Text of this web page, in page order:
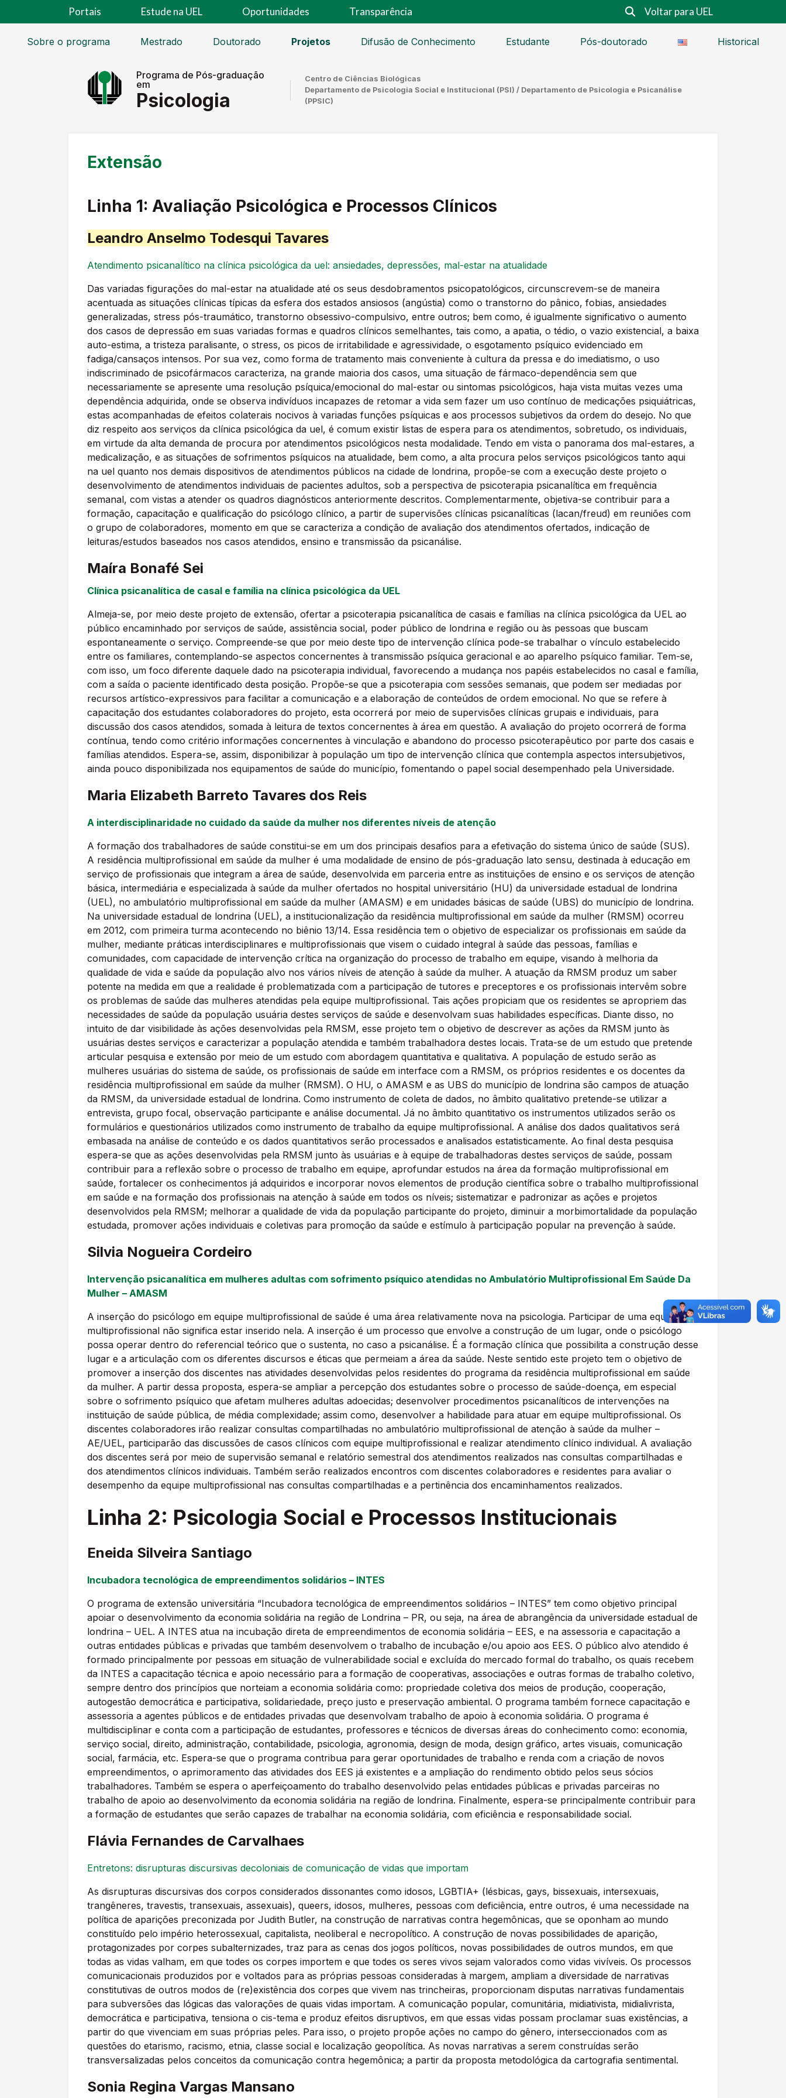
Portais Estude na UEL Oportunidades Transparência Voltar para UEL
Sobre o programa Mestrado Doutorado Projetos Difusão de Conhecimento Estudante Pós-doutorado Historical
Programa de Pós-graduação
em
Psicologia
Centro de Ciências Biológicas
Departamento de Psicologia Social e Institucional (PSI) / Departamento de Psicologia e Psicanálise
(PPSIC)
Extensão
Linha 1: Avaliação Psicológica e Processos Clínicos
Leandro Anselmo Todesqui Tavares
Atendimento psicanalítico na clínica psicológica da uel: ansiedades, depressões, mal-estar na atualidade
Das variadas figurações do mal-estar na atualidade até os seus desdobramentos psicopatológicos, circunscrevem-se de maneira
acentuada as situações clínicas típicas da esfera dos estados ansiosos (angústia) como o transtorno do pânico, fobias, ansiedades
generalizadas, stress pós-traumático, transtorno obsessivo-compulsivo, entre outros; bem como, é igualmente significativo o aumento
dos casos de depressão em suas variadas formas e quadros clínicos semelhantes, tais como, a apatia, o tédio, o vazio existencial, a baixa
auto-estima, a tristeza paralisante, o stress, os picos de irritabilidade e agressividade, o esgotamento psíquico evidenciado em
fadiga/cansaços intensos. Por sua vez, como forma de tratamento mais conveniente à cultura da pressa e do imediatismo, o uso
indiscriminado de psicofármacos caracteriza, na grande maioria dos casos, uma situação de fármaco-dependência sem que
necessariamente se apresente uma resolução psíquica/emocional do mal-estar ou sintomas psicológicos, haja vista muitas vezes uma
dependência adquirida, onde se observa indivíduos incapazes de retomar a vida sem fazer um uso contínuo de medicações psiquiátricas,
estas acompanhadas de efeitos colaterais nocivos à variadas funções psíquicas e aos processos subjetivos da ordem do desejo. No que
diz respeito aos serviços da clínica psicológica da uel, é comum existir listas de espera para os atendimentos, sobretudo, os individuais,
em virtude da alta demanda de procura por atendimentos psicológicos nesta modalidade. Tendo em vista o panorama dos mal-estares, a
medicalização, e as situações de sofrimentos psíquicos na atualidade, bem como, a alta procura pelos serviços psicológicos tanto aqui
na uel quanto nos demais dispositivos de atendimentos públicos na cidade de londrina, propõe-se com a execução deste projeto o
desenvolvimento de atendimentos individuais de pacientes adultos, sob a perspectiva de psicoterapia psicanalítica em frequência
semanal, com vistas a atender os quadros diagnósticos anteriormente descritos. Complementarmente, objetiva-se contribuir para a
formação, capacitação e qualificação do psicólogo clínico, a partir de supervisões clínicas psicanalíticas (lacan/freud) em reuniões com
o grupo de colaboradores, momento em que se caracteriza a condição de avaliação dos atendimentos ofertados, indicação de
leituras/estudos baseados nos casos atendidos, ensino e transmissão da psicanálise.
Maíra Bonafé Sei
Clínica psicanalítica de casal e família na clínica psicológica da UEL
Almeja-se, por meio deste projeto de extensão, ofertar a psicoterapia psicanalítica de casais e famílias na clínica psicológica da UEL ao
público encaminhado por serviços de saúde, assistência social, poder público de londrina e região ou às pessoas que buscam
espontaneamente o serviço. Compreende-se que por meio deste tipo de intervenção clínica pode-se trabalhar o vínculo estabelecido
entre os familiares, contemplando-se aspectos concernentes à transmissão psíquica geracional e ao aparelho psíquico familiar. Tem-se,
com isso, um foco diferente daquele dado na psicoterapia individual, favorecendo a mudança nos papéis estabelecidos no casal e família,
com a saída o paciente identificado desta posição. Propõe-se que a psicoterapia com sessões semanais, que podem ser mediadas por
recursos artístico-expressivos para facilitar a comunicação e a elaboração de conteúdos de ordem emocional. No que se refere à
capacitação dos estudantes colaboradores do projeto, esta ocorrerá por meio de supervisões clínicas grupais e individuais, para
discussão dos casos atendidos, somada à leitura de textos concernentes à área em questão. A avaliação do projeto ocorrerá de forma
contínua, tendo como critério informações concernentes à vinculação e abandono do processo psicoterapêutico por parte dos casais e
famílias atendidos. Espera-se, assim, disponibilizar à população um tipo de intervenção clínica que contempla aspectos intersubjetivos,
ainda pouco disponibilizada nos equipamentos de saúde do município, fomentando o papel social desempenhado pela Universidade.
Maria Elizabeth Barreto Tavares dos Reis
A interdisciplinaridade no cuidado da saúde da mulher nos diferentes níveis de atenção
A formação dos trabalhadores de saúde constitui-se em um dos principais desafios para a efetivação do sistema único de saúde (SUS).
A residência multiprofissional em saúde da mulher é uma modalidade de ensino de pós-graduação lato sensu, destinada à educação em
serviço de profissionais que integram a área de saúde, desenvolvida em parceria entre as instituições de ensino e os serviços de atenção
básica, intermediária e especializada à saúde da mulher ofertados no hospital universitário (HU) da universidade estadual de londrina
(UEL), no ambulatório multiprofissional em saúde da mulher (AMASM) e em unidades básicas de saúde (UBS) do município de londrina.
Na universidade estadual de londrina (UEL), a institucionalização da residência multiprofissional em saúde da mulher (RMSM) ocorreu
em 2012, com primeira turma acontecendo no biênio 13/14. Essa residência tem o objetivo de especializar os profissionais em saúde da
mulher, mediante práticas interdisciplinares e multiprofissionais que visem o cuidado integral à saúde das pessoas, famílias e
comunidades, com capacidade de intervenção crítica na organização do processo de trabalho em equipe, visando à melhoria da
qualidade de vida e saúde da população alvo nos vários níveis de atenção à saúde da mulher. A atuação da RMSM produz um saber
potente na medida em que a realidade é problematizada com a participação de tutores e preceptores e os profissionais intervêm sobre
os problemas de saúde das mulheres atendidas pela equipe multiprofissional. Tais ações propiciam que os residentes se apropriem das
necessidades de saúde da população usuária destes serviços de saúde e desenvolvam suas habilidades específicas. Diante disso, no
intuito de dar visibilidade às ações desenvolvidas pela RMSM, esse projeto tem o objetivo de descrever as ações da RMSM junto às
usuárias destes serviços e caracterizar a população atendida e também trabalhadora destes locais. Trata-se de um estudo que pretende
articular pesquisa e extensão por meio de um estudo com abordagem quantitativa e qualitativa. A população de estudo serão as
mulheres usuárias do sistema de saúde, os profissionais de saúde em interface com a RMSM, os próprios residentes e os docentes da
residência multiprofissional em saúde da mulher (RMSM). O HU, o AMASM e as UBS do município de londrina são campos de atuação
da RMSM, da universidade estadual de londrina. Como instrumento de coleta de dados, no âmbito qualitativo pretende-se utilizar a
entrevista, grupo focal, observação participante e análise documental. Já no âmbito quantitativo os instrumentos utilizados serão os
formulários e questionários utilizados como instrumento de trabalho da equipe multiprofissional. A análise dos dados qualitativos será
embasada na análise de conteúdo e os dados quantitativos serão processados e analisados estatisticamente. Ao final desta pesquisa
espera-se que as ações desenvolvidas pela RMSM junto às usuárias e à equipe de trabalhadoras destes serviços de saúde, possam
contribuir para a reflexão sobre o processo de trabalho em equipe, aprofundar estudos na área da formação multiprofissional em
saúde, fortalecer os conhecimentos já adquiridos e incorporar novos elementos de produção científica sobre o trabalho multiprofissional
em saúde e na formação dos profissionais na atenção à saúde em todos os níveis; sistematizar e padronizar as ações e projetos
desenvolvidos pela RMSM; melhorar a qualidade de vida da população participante do projeto, diminuir a morbimortalidade da população
estudada, promover ações individuais e coletivas para promoção da saúde e estímulo à participação popular na prevenção à saúde.
Silvia Nogueira Cordeiro
Intervenção psicanalítica em mulheres adultas com sofrimento psíquico atendidas no Ambulatório Multiprofissional Em Saúde Da
Mulher – AMASM
A inserção do psicólogo em equipe multiprofissional de saúde é uma área relativamente nova na psicologia. Participar de uma equipe
multiprofissional não significa estar inserido nela. A inserção é um processo que envolve a construção de um lugar, onde o psicólogo
possa operar dentro do referencial teórico que o sustenta, no caso a psicanálise. É a formação clínica que possibilita a construção desse
lugar e a articulação com os diferentes discursos e éticas que permeiam a área da saúde. Neste sentido este projeto tem o objetivo de
promover a inserção dos discentes nas atividades desenvolvidas pelos residentes do programa da residência multiprofissional em saúde
da mulher. A partir dessa proposta, espera-se ampliar a percepção dos estudantes sobre o processo de saúde-doença, em especial
sobre o sofrimento psíquico que afetam mulheres adultas adoecidas; desenvolver procedimentos psicanalíticos de intervenções na
instituição de saúde pública, de média complexidade; assim como, desenvolver a habilidade para atuar em equipe multiprofissional. Os
discentes colaboradores irão realizar consultas compartilhadas no ambulatório multiprofissional de atenção à saúde da mulher –
AE/UEL, participarão das discussões de casos clínicos com equipe multiprofissional e realizar atendimento clínico individual. A avaliação
dos discentes será por meio de supervisão semanal e relatório semestral dos atendimentos realizados nas consultas compartilhadas e
dos atendimentos clínicos individuais. Também serão realizados encontros com discentes colaboradores e residentes para avaliar o
desempenho da equipe multiprofissional nas consultas compartilhadas e a pertinência dos encaminhamentos realizados.
Linha 2: Psicologia Social e Processos Institucionais
Eneida Silveira Santiago
Incubadora tecnológica de empreendimentos solidários – INTES
O programa de extensão universitária “Incubadora tecnológica de empreendimentos solidários – INTES” tem como objetivo principal
apoiar o desenvolvimento da economia solidária na região de Londrina – PR, ou seja, na área de abrangência da universidade estadual de
londrina – UEL. A INTES atua na incubação direta de empreendimentos de economia solidária – EES, e na assessoria e capacitação a
outras entidades públicas e privadas que também desenvolvem o trabalho de incubação e/ou apoio aos EES. O público alvo atendido é
formado principalmente por pessoas em situação de vulnerabilidade social e excluída do mercado formal do trabalho, os quais recebem
da INTES a capacitação técnica e apoio necessário para a formação de cooperativas, associações e outras formas de trabalho coletivo,
sempre dentro dos princípios que norteiam a economia solidária como: propriedade coletiva dos meios de produção, cooperação,
autogestão democrática e participativa, solidariedade, preço justo e preservação ambiental. O programa também fornece capacitação e
assessoria a agentes públicos e de entidades privadas que desenvolvam trabalho de apoio à economia solidária. O programa é
multidisciplinar e conta com a participação de estudantes, professores e técnicos de diversas áreas do conhecimento como: economia,
serviço social, direito, administração, contabilidade, psicologia, agronomia, design de moda, design gráfico, artes visuais, comunicação
social, farmácia, etc. Espera-se que o programa contribua para gerar oportunidades de trabalho e renda com a criação de novos
empreendimentos, o aprimoramento das atividades dos EES já existentes e a ampliação do rendimento obtido pelos seus sócios
trabalhadores. Também se espera o aperfeiçoamento do trabalho desenvolvido pelas entidades públicas e privadas parceiras no
trabalho de apoio ao desenvolvimento da economia solidária na região de londrina. Finalmente, espera-se principalmente contribuir para
a formação de estudantes que serão capazes de trabalhar na economia solidária, com eficiência e responsabilidade social.
Flávia Fernandes de Carvalhaes
Entretons: disrupturas discursivas decoloniais de comunicação de vidas que importam
As disrupturas discursivas dos corpos considerados dissonantes como idosos, LGBTIA+ (lésbicas, gays, bissexuais, intersexuais,
trangêneres, travestis, transexuais, assexuais), queers, idosos, mulheres, pessoas com deficiência, entre outros, é uma necessidade na
política de aparições preconizada por Judith Butler, na construção de narrativas contra hegemônicas, que se oponham ao mundo
constituído pelo império heterossexual, capitalista, neoliberal e necropolítico. A construção de novas possibilidades de aparição,
protagonizades por corpes subalternizades, traz para as cenas dos jogos políticos, novas possibilidades de outros mundos, em que
todas as vidas valham, em que todes os corpes importem e que todes os seres vivos sejam valorados como vidas vivíveis. Os processos
comunicacionais produzidos por e voltados para as próprias pessoas consideradas à margem, ampliam a diversidade de narrativas
constitutivas de outros modos de (re)existência dos corpes que vivem nas trincheiras, proporcionam disputas narrativas fundamentais
para subversões das lógicas das valorações de quais vidas importam. A comunicação popular, comunitária, midiativista, midialivrista,
democrática e participativa, tensiona o cis-tema e produz efeitos disruptivos, em que essas vidas possam proclamar suas existências, a
partir do que vivenciam em suas próprias peles. Para isso, o projeto propõe ações no campo do gênero, interseccionados com as
questões do etarismo, racismo, etnia, classe social e localização geopolítica. As novas narrativas a serem construídas serão
transversalizadas pelos conceitos da comunicação contra hegemônica; a partir da proposta metodológica da cartografia sentimental.
Sonia Regina Vargas Mansano